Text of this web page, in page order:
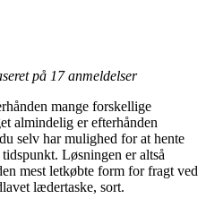
på 17anmeldelser
mange forskellige
almindelig er efterhånden
selv har mulighed for at hente
Løsningen er altså
mest letkøbte form for fragt ved
lædertaske, sort.